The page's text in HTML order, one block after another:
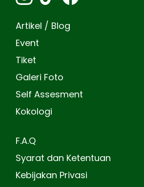
Artikel / Blog
Event
Tiket
Galeri Foto
Self Assesment
Kokologi
F.A.Q
Syarat dan Ketentuan
Kebijakan Privasi